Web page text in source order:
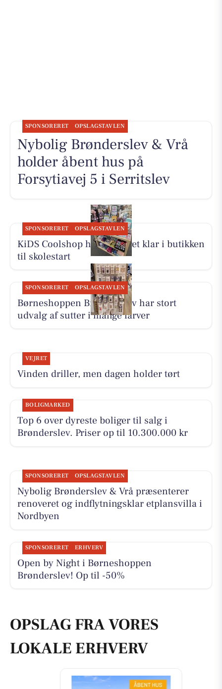
SPONSORERET OPSLAGSTAVLEN
Nybolig Brønderslev & Vrå
holder åbent hus på
Forsytiavej 5 i Serritslev
SPONSORERET OPSLAGSTAVLEN
KiDS Coolshop har udvalget klar i butikken
til skolestart
SPONSORERET OPSLAGSTAVLEN
Børneshoppen Brønderslev har stort
udvalg af sutter i mange farver
VEJRET
Vinden driller, men dagen holder tørt
BOLIGMARKED
Top 6 over dyreste boliger til salg i
Brønderslev. Priser op til 10.300.000 kr
SPONSORERET OPSLAGSTAVLEN
Nybolig Brønderslev & Vrå præsenterer
renoveret og indflytningsklar etplansvilla i
Nordbyen
SPONSORERET ERHVERV
Open by Night i Børneshoppen
Brønderslev! Op til -50%
OPSLAG FRA VORES
LOKALE ERHVERV